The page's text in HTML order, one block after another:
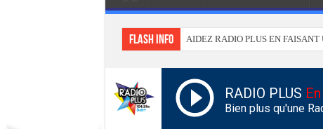
Flash info AIDEZ RADIO PLUS EN
RADIO PLUS
Bien plus qu'une